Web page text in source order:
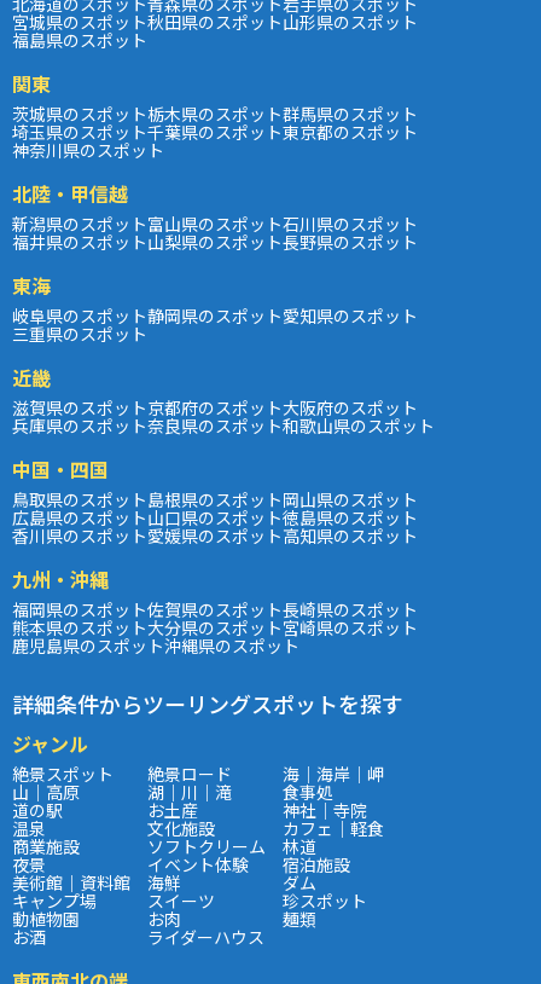
宮城県のスポット秋田県のスポット山形県のスポット
福島県のスポット
関東
茨城県のスポット栃木県のスポット群馬県のスポット
埼玉県のスポット千葉県のスポット東京都のスポット
神奈川県のスポット
北陸・甲信越
新潟県のスポット富山県のスポット石川県のスポット
福井県のスポット山梨県のスポット長野県のスポット
東海
岐阜県のスポット静岡県のスポット愛知県のスポット
三重県のスポット
近畿
滋賀県のスポット京都府のスポット大阪府のスポット
兵庫県のスポット奈良県のスポット和歌山県のスポット
中国・四国
鳥取県のスポット島根県のスポット岡山県のスポット
広島県のスポット山口県のスポット徳島県のスポット
香川県のスポット愛媛県のスポット高知県のスポット
九州・沖縄
福岡県のスポット佐賀県のスポット長崎県のスポット
熊本県のスポット大分県のスポット宮崎県のスポット
鹿児島県のスポット沖縄県のスポット
詳細条件からツーリングスポットを探す
ジャンル
絶景スポット 絶景ロード 海｜海岸｜岬
山｜高原 湖｜川｜滝 食事処
道の駅 お土産 神社｜寺院
温泉 文化施設 カフェ｜軽食
商業施設 ソフトクリーム 林道
夜景 イベント体験 宿泊施設
美術館｜資料館 海鮮 ダム
キャンプ場 スイーツ 珍スポット
動植物園 お肉 麺類
お酒 ライダーハウス